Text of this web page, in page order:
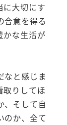
に大切にす
合意を得る
かな生活が
なと感じま
取りしてほ
、そして自
のか、全て